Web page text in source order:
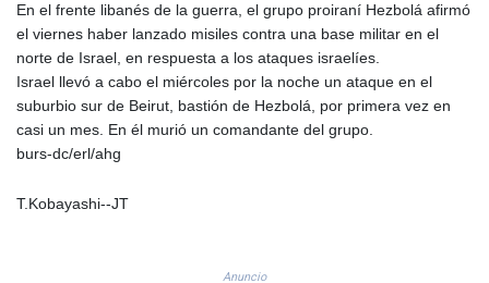
PAB 1.153259
PEN 3.898292
PGK 5.095329
PHP 70.036572
PKR 320.176332
PLN 4.298908
En el frente libanés de la guerra, el grupo proiraní Hezbolá afirmó
el viernes haber lanzado misiles contra una base militar en el
norte de Israel, en respuesta a los ataques israelíes.
Israel llevó a cabo el miércoles por la noche un ataque en el
suburbio sur de Beirut, bastión de Hezbolá, por primera vez en
casi un mes. En él murió un comandante del grupo.
burs-dc/erl/ahg
T.Kobayashi--JT
Anuncio